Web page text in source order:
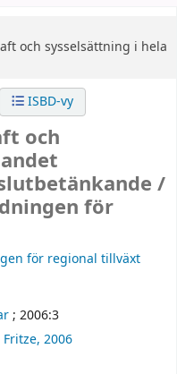
och sysselsättning i hela
ISBD-vy
och
/
för
för regional tillväxt
; 2006:3
Fritze, 2006